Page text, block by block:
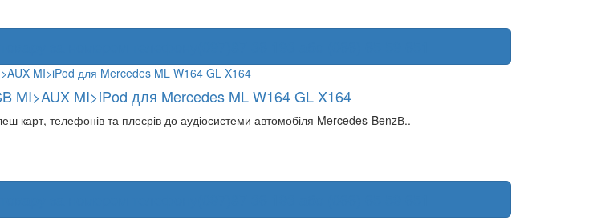
MI>AUX MI>iPod для Mercedes ML W164 GL X164
карт, телефонів та плеєрів до аудіосистеми автомобіля Mercedes-BenzВ..